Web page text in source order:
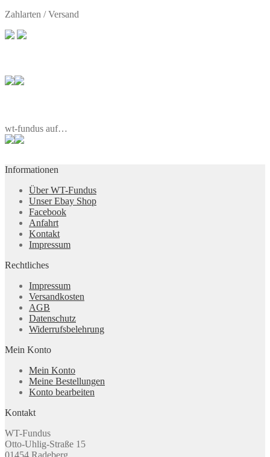
Zahlarten / Versand
wt-fundus auf…
Informationen
Über WT-Fundus
Unser Ebay Shop
Facebook
Anfahrt
Kontakt
Impressum
Rechtliches
Impressum
Versandkosten
AGB
Datenschutz
Widerrufsbelehrung
Mein Konto
Mein Konto
Meine Bestellungen
Konto bearbeiten
Kontakt
WT-Fundus
Otto-Uhlig-Straße 15